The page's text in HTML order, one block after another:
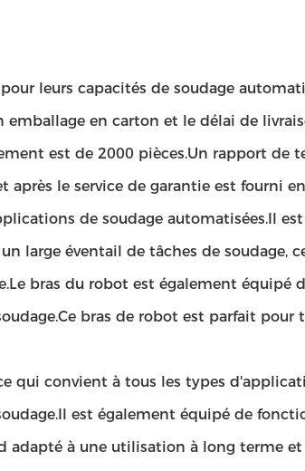
leurs capacités de soudage
en carton et le délai de
est de 2000 pièces.Un rapport de
après le service de garantie est fourni
de soudage automatisées.Il
large éventail de tâches de soudage,
bras du robot est également équipé
bras de robot est parfait
qui convient à tous les types
est également équipé de
à une utilisation à long terme